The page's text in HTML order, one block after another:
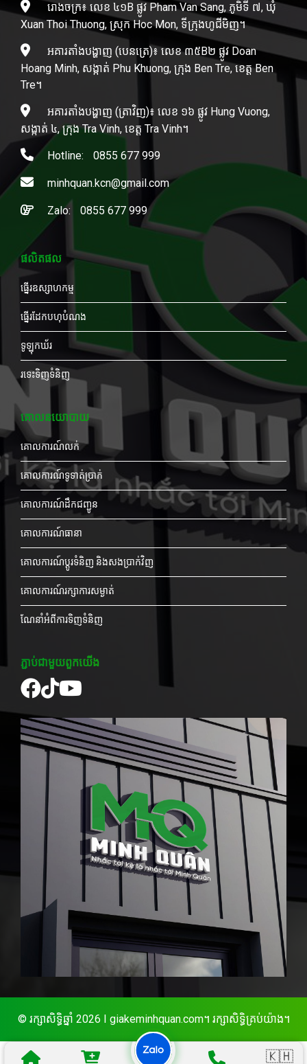
🇰🇭
រោងចក្រ៖ លេខ ៤១B ផ្លូវ Pham Van Sang, ភូមិទី ៧, ឃុំ
Xuan Thoi Thuong, ស្រុក Hoc Mon, ទីក្រុងហូជីមិញ។
អគារតាំងបង្ហាញ (បេនត្រេ)៖ លេខ ៣៥B២ ផ្លូវ Doan
Hoang Minh, សង្កាត់ Phu Khuong, ក្រុង Ben Tre, ខេត្ត Ben
Tre។
អគារតាំងបង្ហាញ (ត្រាវិញ)៖ លេខ ១៦ ផ្លូវ Hung Vuong,
សង្កាត់ ៤, ក្រុង Tra Vinh, ខេត្ត Tra Vinh។
Hotline: 0855 677 999
minhquan.kcn@gmail.com
Zalo: 0855 677 999
ផលិតផល
ធ្នើរឧស្សាហកម្ម
ធ្នើរដែកបហុបំណង
ទូឡុកឃ័រ
រទេះទិញទំនិញ
គោលនយោបាយ
គោលការណ៍លក់
គោលការណ៍ទូទាត់ប្រាក់
គោលការណ៍ដឹកជញ្ជូន
គោលការណ៍ធានា
គោលការណ៍ប្តូរទំនិញ និងសងប្រាក់វិញ
គោលការណ៍រក្សាការសម្ងាត់
ណែនាំអំពីការទិញទំនិញ
ភ្ជាប់ជាមួយពួកយើង
© រក្សាសិទ្ធិឆ្នាំ 2026 I giakeminhquan.com។ រក្សាសិទ្ធិគ្រប់យ៉ាង។